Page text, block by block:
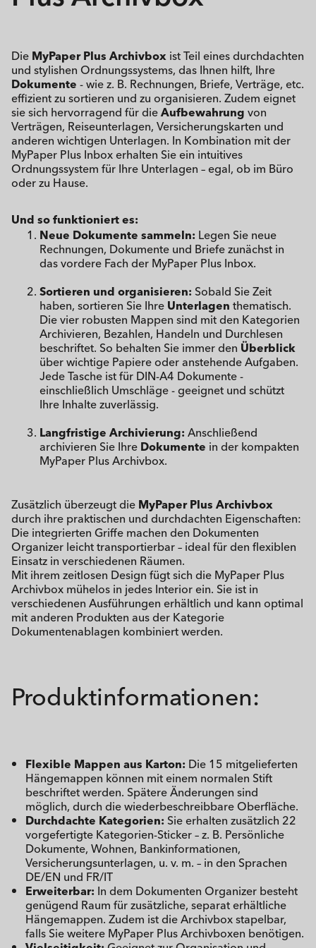
Die MyPaper Plus Archivbox ist Teil eines durchdachten
und stylishen Ordnungssystems, das Ihnen hilft, Ihre
Dokumente - wie z. B. Rechnungen, Briefe, Verträge, etc.
effizient zu sortieren und zu organisieren. Zudem eignet
sie sich hervorragend für dieAufbewahrung von
Verträgen, Reiseunterlagen, Versicherungskarten und
anderen wichtigen Unterlagen. In Kombination mit der
MyPaper Plus Inbox erhalten Sie ein intuitives
Ordnungssystem für Ihre Unterlagen – egal, ob im Büro
oder zu Hause.
Und so funktioniert es:
Neue Dokumente sammeln: Legen Sie neue
Rechnungen, Dokumente und Briefe zunächst in
das vordere Fach der MyPaper Plus Inbox.
Sortieren und organisieren: Sobald Sie Zeit
haben, sortieren Sie Ihre Unterlagen thematisch.
Die vier robusten Mappen sind mit den Kategorien
Archivieren, Bezahlen, Handeln und Durchlesen
beschriftet. So behalten Sie immer den Überblick
über wichtige Papiere oder anstehende Aufgaben.
Jede Tasche ist für DIN-A4 Dokumente -
einschließlich Umschläge - geeignet und schützt
Ihre Inhalte zuverlässig.
Langfristige Archivierung: Anschließend
archivieren Sie Ihre Dokumente in der kompakten
MyPaper Plus Archivbox.
Zusätzlich überzeugt die MyPaper Plus Archivbox
durch ihre praktischen und durchdachten Eigenschaften:
Die integrierten Griffe machen den Dokumenten
Organizer leicht transportierbar – ideal für den flexiblen
Einsatz in verschiedenen Räumen.
Mit ihrem zeitlosen Design fügt sich die MyPaper Plus
Archivbox mühelos in jedes Interior ein. Sie ist in
verschiedenen Ausführungen erhältlich und kann optimal
mit anderen Produkten aus der Kategorie
Dokumentenablagen kombiniert werden.
Produktinformationen:
Flexible Mappen aus Karton: Die 15 mitgelieferten
Hängemappen können mit einem normalen Stift
beschriftet werden. Spätere Änderungen sind
möglich, durch die wiederbeschreibbare Oberfläche.
Durchdachte Kategorien: Sie erhalten zusätzlich 22
vorgefertigte Kategorien-Sticker – z. B. Persönliche
Dokumente, Wohnen, Bankinformationen,
Versicherungsunterlagen, u. v. m. – in den Sprachen
DE/EN und FR/IT
Erweiterbar: In dem Dokumenten Organizer besteht
genügend Raum für zusätzliche, separat erhältliche
Hängemappen. Zudem ist die Archivbox stapelbar,
falls Sie weitere MyPaper Plus Archivboxen benötigen.